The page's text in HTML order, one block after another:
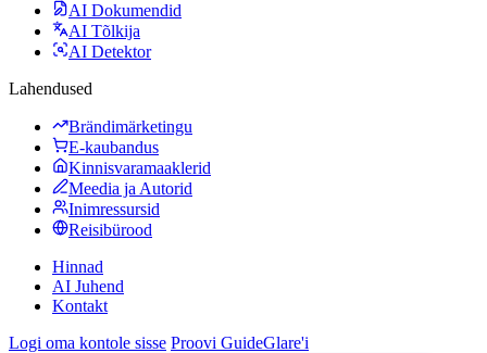
AI Dokumendid
AI Tõlkija
AI Detektor
Lahendused
Brändimärketingu
E-kaubandus
Kinnisvaramaaklerid
Meedia ja Autorid
Inimressursid
Reisibürood
Hinnad
AI Juhend
Kontakt
Logi oma kontole sisse Proovi GuideGlare'i